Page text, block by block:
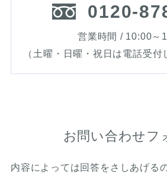
0120-
営業時間 / 10:00～
（土曜・日曜・祝日は電話受付
お問い合わせフ
内容によっては回答をさしあげる